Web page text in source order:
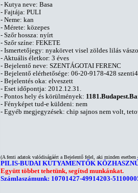
- Kutya neve: Basa
- Fajtája: PULI
- Neme: kan
- Mérete: közepes
- Szőr hossza: nyírt
- Szőr színe: FEKETE
- Ismertetőjegy: nyakörvet visel zöldes lilás
- Aktuális életkor: 3 éves
- Bejelentő neve: SZENTÁGOTAI FERENC
- Bejelentő elérhetősége: 06-20-9178-428
- Bejelentés oka: elveszett
- Eset időpontja: 2012.12.31.
- Pontos hely és körülmények:
- Fényképet tud-e küldeni: nem
- Egyéb megjegyzések: chip sajnos nem volt,
(A fenti adatok valódiságáért a Bejelentő felel, aki minden
PILIS-BUDAI KUTYAMENTŐK
Együtt többet tehetünk, segítsd munkánkat.
Számlaszámunk: 10701427-49914203-